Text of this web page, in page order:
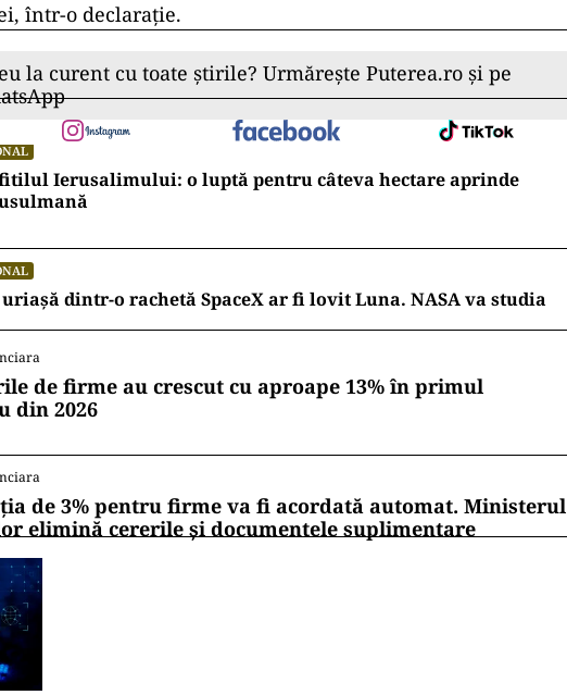
într-o declaraţie.
la curent cu toate știrile? Urmărește Puterea.ro și pe
Ierusalimului: o luptă pentru câteva hectare aprinde
dintr-o rachetă SpaceX ar fi lovit Luna. NASA va studia
de firme au crescut cu aproape 13% în primul
din 2026
de 3% pentru firme va fi acordată automat. Ministerul
elimină cererile și documentele suplimentare